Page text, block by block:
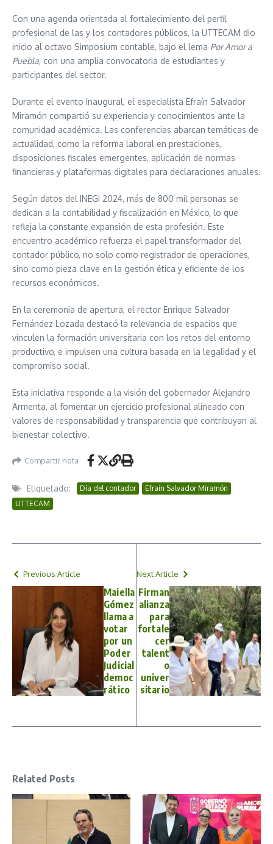
Con una agenda orientada al fortalecimiento del perfil
profesional de las y los contadores públicos, la UTTECAM dio
inicio al octavo Simposium contable, bajo el lema Por Amor a
Puebla, con una amplia convocatoria de estudiantes y
participantes del sector.
Durante el evento inaugural, el especialista Efraín Salvador
Miramón compartió su experiencia y conocimientos ante la
comunidad académica. Las conferencias abarcan temáticas de
actualidad, como la reforma laboral en prestaciones,
disposiciones fiscales emergentes, aplicación de normas
financieras y plataformas digitales para declaraciones anuales.
Según datos del INEGI 2024, más de 800 mil personas se
dedican a la contabilidad y fiscalización en México, lo que
refleja la constante expansión de esta profesión. Este
encuentro académico refuerza el papel transformador del
contador público, no solo como registrador de operaciones,
sino como pieza clave en la gestión ética y eficiente de los
recursos económicos.
En la ceremonia de apertura, el rector Enrique Salvador
Fernández Lozada destacó la relevancia de espacios que
vinculen la formación universitaria con los retos del entorno
productivo, e impulsen una cultura basada en la legalidad y el
compromiso social.
Esta iniciativa responde a la visión del gobernador Alejandro
Armenta, al fomentar un ejercicio profesional alineado con
valores de responsabilidad y transparencia que contribuyan al
bienestar colectivo.
Compartir nota
Etiquetado: Día del contador
Efraín Salvador Miramón
UTTECAM
Previous Article
Maiella
Gómez
llama a
votar
por un
Poder
Judicial
democ
rático
Next Article
Firman
alianza
para
fortale
cer
talent
o
univer
sitario
Related Posts